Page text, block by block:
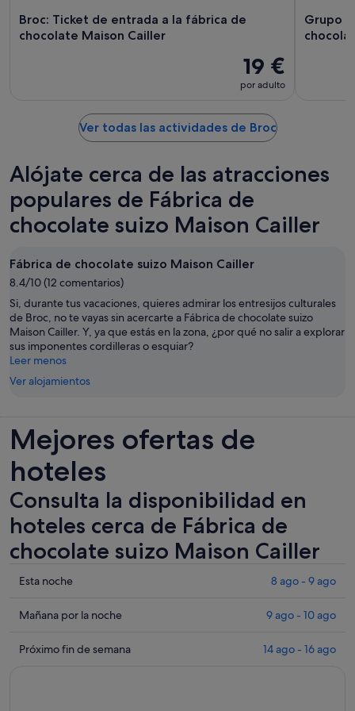
Broc: Ticket de entrada a la fábrica de
chocolate Maison Cailler
19 €
por adulto
Grupo
Ver todas las actividades de Broc
Alójate cerca de las atracciones
populares de Fábrica de
chocolate suizo Maison Cailler
Fábrica de chocolate suizo Maison Cailler
8.4/10 (12 comentarios)
Si, durante tus vacaciones, quieres admirar los entresijos culturales
de Broc, no te vayas sin acercarte a Fábrica de chocolate suizo
Maison Cailler. Y, ya que estás en la zona, ¿por qué no salir a explorar
sus imponentes cordilleras o esquiar?
Leer menos
Ver alojamientos
Mejores ofertas de
hoteles
Consulta la disponibilidad en
hoteles cerca de Fábrica de
chocolate suizo Maison Cailler
Comprueba
precios
de
Esta noche 8 ago - 9 ago
Comprueba
precios
Mañana por la noche 9 ago - 10 ago
Comprueba
Próximo fin de semana 14 ago - 16 ago